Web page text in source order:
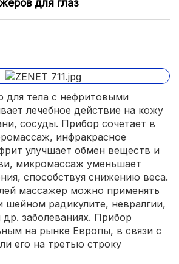
для глаз
для тела с нефритовыми
лечебное действие на кожу
сосуды. Прибор сочетает в
инфракрасное
улучшает обмен веществ и
микромассаж уменьшает
способствуя снижению веса.
массажер можно применять
радикулите, невралгии,
заболеваниях. Прибор
на рынке Европы, в связи с
его на третью строку